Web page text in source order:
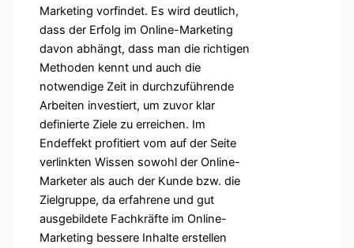
Marketing vorfindet. Es wird deutlich,
dass der Erfolg im Online-Marketing
davon abhängt, dass man die richtigen
Methoden kennt und auch die
notwendige Zeit in durchzuführende
Arbeiten investiert, um zuvor klar
definierte Ziele zu erreichen. Im
Endeffekt profitiert vom auf der Seite
verlinkten Wissen sowohl der Online-
Marketer als auch der Kunde bzw. die
Zielgruppe, da erfahrene und gut
ausgebildete Fachkräfte im Online-
Marketing bessere Inhalte erstellen